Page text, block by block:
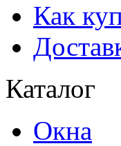
Как
Каталог
Окна